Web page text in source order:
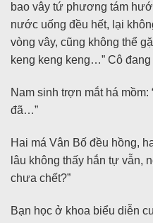
bao vây tứ phương tám
nước uống đều hết, lại
vòng vây, cũng không thể
keng keng keng…” Cô
Nam sinh trợn mắt há
đã…”
Hai má Vân Bố đều hồng,
lâu không thấy hắn tự vẫn,
chưa chết?”
Bạn học ở khoa biểu diễn